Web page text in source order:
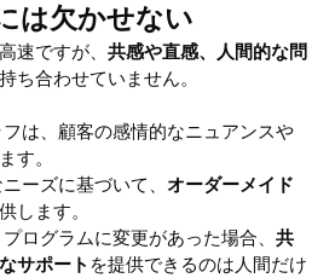
は欠かせない
速ですが、 共感や直感、人間的な問
ち合わせていません。
は、顧客の感情的なニュアンスや
す。
ーズに基づいて、 オーダーメイド
します。
ログラムに変更があった場合、 共
サポート を提供できるのは人間だけ